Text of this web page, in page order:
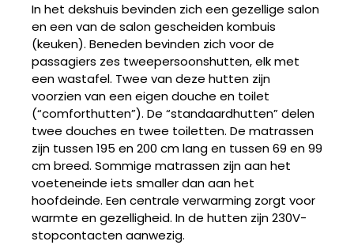
In het dekshuis bevinden zich een gezellige salon
en een van de salon gescheiden kombuis
(keuken). Beneden bevinden zich voor de
passagiers zes tweepersoonshutten, elk met
een wastafel. Twee van deze hutten zijn
voorzien van een eigen douche en toilet
(“comfort­hutten”). De “standaardhutten” delen
twee douches en twee toiletten. De matrassen
zijn tussen 195 en 200 cm lang en tussen 69 en 99
cm breed. Sommige matrassen zijn aan het
voeteneinde iets smaller dan aan het
hoofdeinde. Een centrale verwarming zorgt voor
warmte en gezelligheid. In de hutten zijn 230V-
stopcontacten aanwezig.